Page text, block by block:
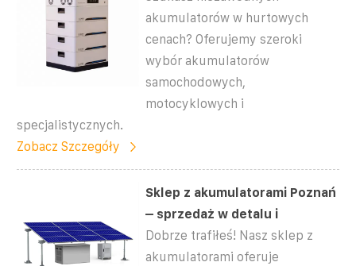
akumulatorów w hurtowych
cenach? Oferujemy szeroki
wybór akumulatorów
samochodowych,
motocyklowych i
specjalistycznych.
Zobacz Szczegóły
Sklep z akumulatorami Poznań
– sprzedaż w detalu i
Dobrze trafiłeś! Nasz sklep z
akumulatorami oferuje